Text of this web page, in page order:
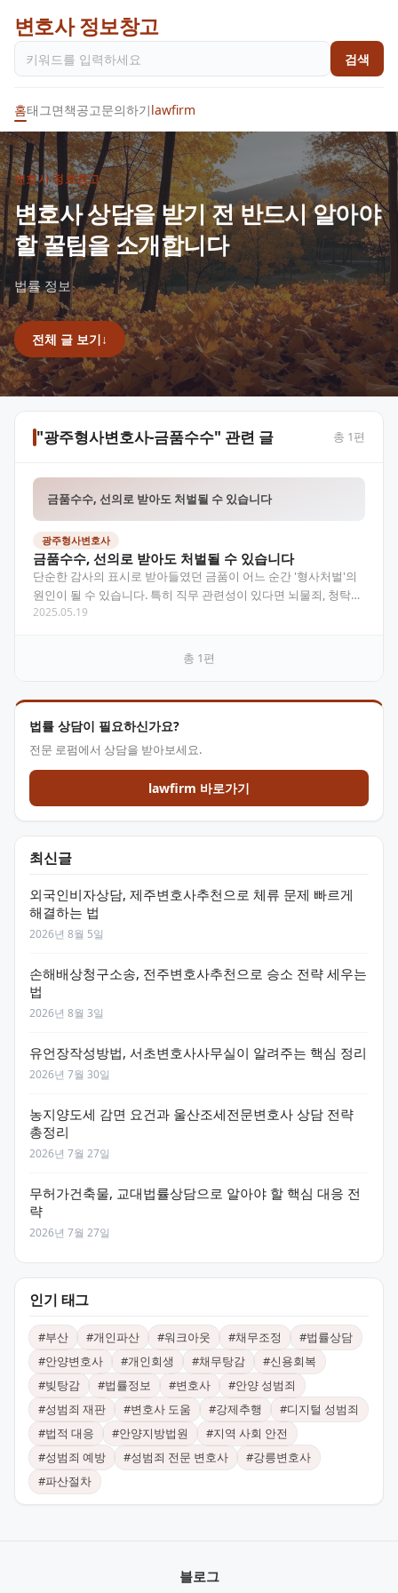
변호사 정보창고
검색
홈태그면책공고문의하기lawfirm
변호사 정보창고
변호사 상담을 받기 전 반드시 알아야
할 꿀팁을 소개합니다
법률 정보
전체 글 보기↓
"광주형사변호사-금품수수" 관련 글 총 1편
금품수수, 선의로 받아도 처벌될 수 있습니다
광주형사변호사
금품수수, 선의로 받아도 처벌될 수 있습니다
단순한 감사의 표시로 받아들였던 금품이 어느 순간 '형사처벌'의
원인이 될 수 있습니다. 특히 직무 관련성이 있다면 뇌물죄, 청탁금
지법 위반 등 무거운 책임이 따를 수 있으므로 주…
2025.05.19
총 1편
법률 상담이 필요하신가요?
전문 로펌에서 상담을 받아보세요.
lawfirm 바로가기
최신글
외국인비자상담, 제주변호사추천으로 체류 문제 빠르게
해결하는 법
2026년 8월 5일
손해배상청구소송, 전주변호사추천으로 승소 전략 세우는
법
2026년 8월 3일
유언장작성방법, 서초변호사사무실이 알려주는 핵심 정리
2026년 7월 30일
농지양도세 감면 요건과 울산조세전문변호사 상담 전략
총정리
2026년 7월 27일
무허가건축물, 교대법률상담으로 알아야 할 핵심 대응 전
략
2026년 7월 27일
인기 태그
#부산 #개인파산 #워크아웃 #채무조정 #법률상담
#안양변호사 #개인회생 #채무탕감 #신용회복
#빚탕감 #법률정보 #변호사 #안양 성범죄
#성범죄 재판 #변호사 도움 #강제추행 #디지털 성범죄
#법적 대응 #안양지방법원 #지역 사회 안전
#성범죄 예방 #성범죄 전문 변호사 #강릉변호사
#파산절차
블로그